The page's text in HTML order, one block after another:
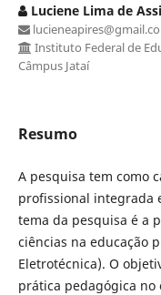
Luciene Lima de
Instituto Federal de
Câmpus Jataí
Resumo
A pesquisa tem como
profissional integrada
tema da pesquisa é a
ciências na educação
Eletrotécnica). O
prática pedagógica no